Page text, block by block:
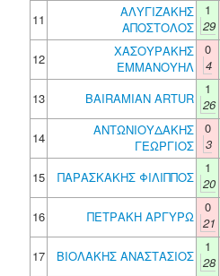
11
ΑΛΥΓΙΖΑΚΗΣ
ΑΠΟΣΤΟΛΟΣ
1
29
12
ΧΑΣΟΥΡΑΚΗΣ
ΕΜΜΑΝΟΥΗΛ
0
4
13 BAIRAMIAN ARTUR
1
26
14
ΑΝΤΩΝΙΟΥΔΑΚΗΣ
ΓΕΩΡΓΙΟΣ
0
3
15
ΠΑΡΑΣΚΑΚΗΣ ΦΙΛΙΠΠΟΣ
1
20
16 ΠΕΤΡΑΚΗ ΑΡΓΥΡΩ
0
21
17
ΒΙΟΛΑΚΗΣ ΑΝΑΣΤΑΣΙΟΣ
1
28